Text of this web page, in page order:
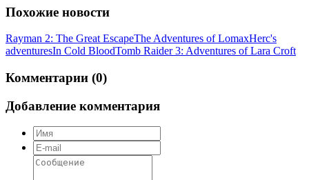
Похожие новости
Rayman 2: The Great EscapeThe Adventures of LomaxHerc's
adventuresIn Cold BloodTomb Raider 3: Adventures of Lara Croft
Комментарии (0)
Добавление комментария